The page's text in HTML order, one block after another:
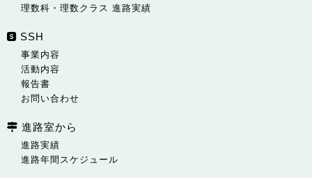
理数科・理数クラス 進路実績
SSH
事業内容
活動内容
報告書
お問い合わせ
進路室から
進路実績
進路年間スケジュール